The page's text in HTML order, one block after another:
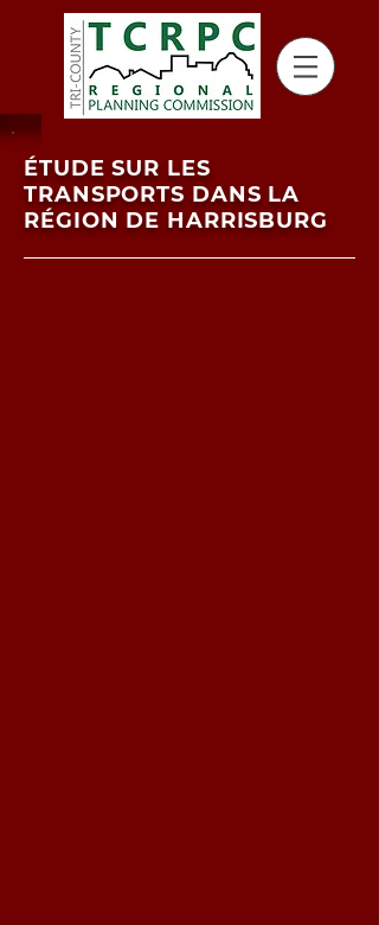
ÉTUDE SUR LES
TRANSPORTS DANS LA
RÉGION DE HARRISBURG